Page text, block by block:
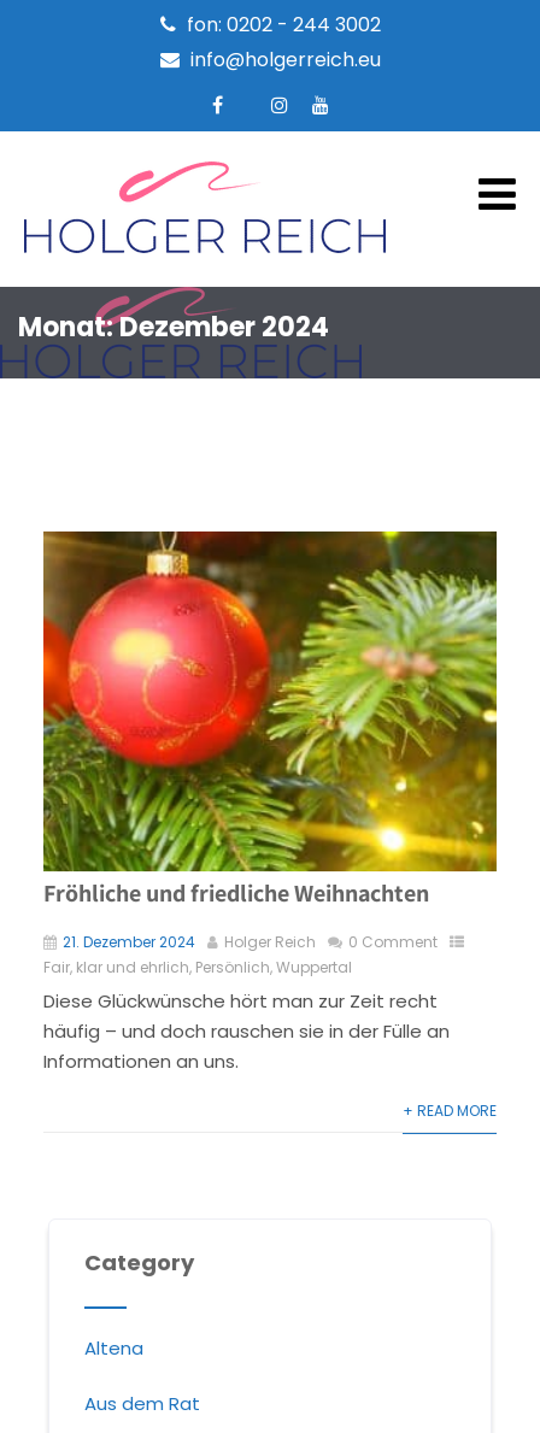
fon: 0202 - 244 3002
info@holgerreich.eu
Monat:Dezember 2024
Fröhliche und friedliche Weihnachten
21. Dezember 2024 Holger Reich
0 Comment
Fair, klar und ehrlich, Persönlich,Wuppertal
Diese Glückwünsche hört man zur Zeit recht
häufig – und doch rauschen sie in der Fülle an
Informationen an uns.
+ READ MORE
Category
Altena
Aus dem Rat